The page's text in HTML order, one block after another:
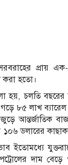
প্রায়
করা হতো।
চলতি বছরের
৮৫ লাখ
আন্তর্জাতিক
১০৬ ডলারের
ইতোমধ্যে
দাম